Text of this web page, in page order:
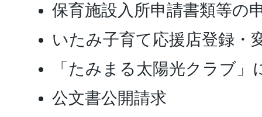
保育施設入所申請書類等の
いたみ子育て応援店登録・
「たみまる太陽光クラブ」
公文書公開請求